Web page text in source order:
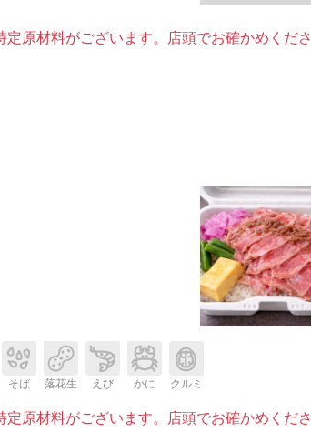
定原材料がございます。店頭でお確かめくださ
そば 落花生 えび かに クルミ
定原材料がございます。店頭でお確かめくださ